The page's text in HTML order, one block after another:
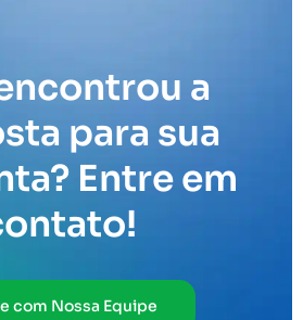
a
para sua
Entre em
com Nossa Equipe